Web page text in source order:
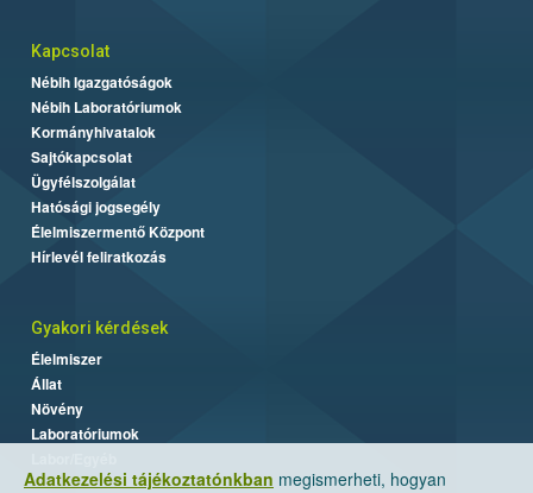
Adatkezelési tájékoztatónkban megismerheti, hogyan
Kapcsolat
Nébih Igazgatóságok
Nébih Laboratóriumok
Kormányhivatalok
Sajtókapcsolat
Ügyfélszolgálat
Hatósági jogsegély
Élelmiszermentő Központ
Hírlevél feliratkozás
Gyakori kérdések
Élelmiszer
Állat
Növény
Laboratóriumok